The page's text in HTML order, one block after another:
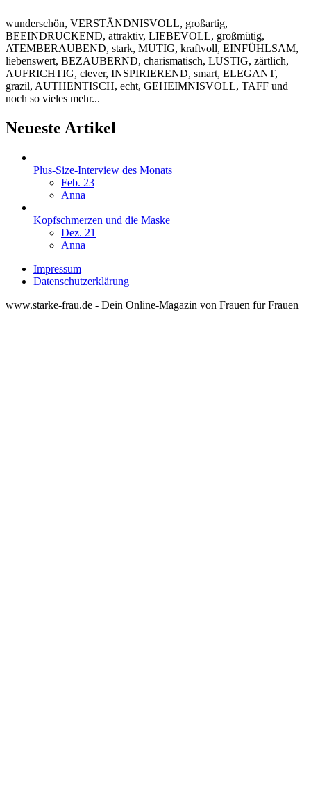
wunderschön, VERSTÄNDNISVOLL, großartig,
BEEINDRUCKEND, attraktiv, LIEBEVOLL, großmütig,
ATEMBERAUBEND, stark, MUTIG, kraftvoll, EINFÜHLSAM,
liebenswert, BEZAUBERND, charismatisch, LUSTIG, zärtlich,
AUFRICHTIG, clever, INSPIRIEREND, smart, ELEGANT,
grazil, AUTHENTISCH, echt, GEHEIMNISVOLL, TAFF und
noch so vieles mehr...
Neueste Artikel
Plus-Size-Interview des Monats
Feb. 23
Anna
Kopfschmerzen und die Maske
Dez. 21
Anna
Impressum
Datenschutzerklärung
www.starke-frau.de - Dein Online-Magazin von Frauen für Frauen